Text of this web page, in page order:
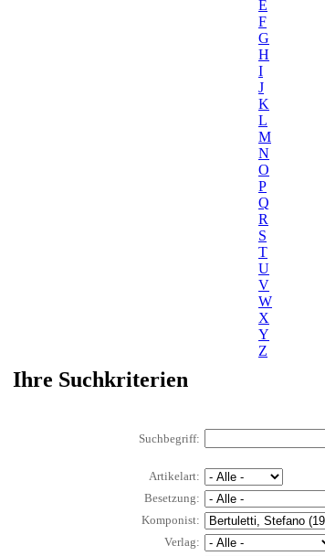
E
F
G
H
I
J
K
L
M
N
O
P
Q
R
S
T
U
V
W
X
Y
Z
Ihre Suchkriterien
Suchbegriff:
Artikelart:
Besetzung:
Komponist:
Verlag: